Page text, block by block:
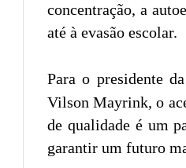
concentração, a
até à evasão escolar.
Para o presidente da
Vilson Mayrink, o
de qualidade é um
garantir um futuro